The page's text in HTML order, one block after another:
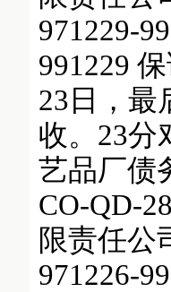
971229-
991229
23日，最
收。23分
艺品厂债
CO-QD-
限责任公
971226-